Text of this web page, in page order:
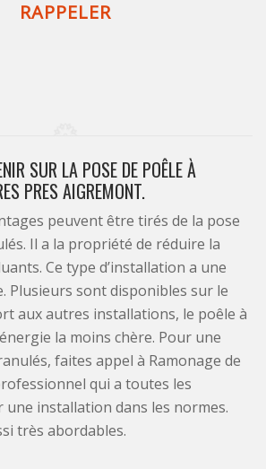
SUR LA POSE DE POÊLE À
PRES AIGREMONT.
peuvent être tirés de la pose
Il a la propriété de réduire la
Ce type d’installation a une
Plusieurs sont disponibles sur le
aux autres installations, le poêle à
la moins chère. Pour une
faites appel à Ramonage de
qui a toutes les
une installation dans les normes.
très abordables.